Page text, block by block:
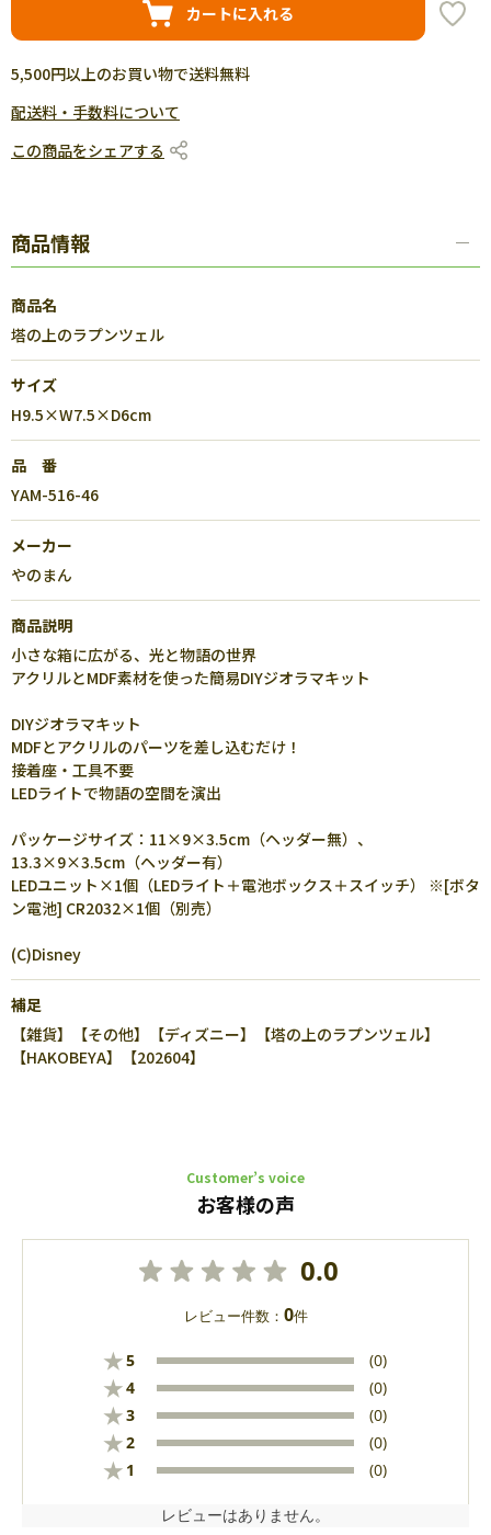
カートに入れる
5,500円以上のお買い物で送料無料
配送料・手数料について
この商品をシェアする
商品情報
商品名
塔の上のラプンツェル
サイズ
H9.5×W7.5×D6cm
品 番
YAM-516-46
メーカー
やのまん
商品説明
小さな箱に広がる、光と物語の世界
アクリルとMDF素材を使った簡易DIYジオラマキット
DIYジオラマキット
MDFとアクリルのパーツを差し込むだけ！
接着座・工具不要
LEDライトで物語の空間を演出
パッケージサイズ：11×9×3.5cm（ヘッダー無）、
13.3×9×3.5cm（ヘッダー有）
LEDユニット×1個（LEDライト＋電池ボックス＋スイッチ） ※[ボタ
ン電池] CR2032×1個（別売）
(C)Disney
補足
【雑貨】【その他】【ディズニー】【塔の上のラプンツェル】
【HAKOBEYA】【202604】
Customer’s voice
お客様の声
0.0
レビュー件数： 0件
★5 (0)
★4 (0)
★3 (0)
★2 (0)
★ 1 (0)
レビューはありません。